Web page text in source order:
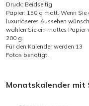
Druck: Beidseitig
Papier: 150 g matt. Wenn Sie
luxuriöseres Aussehen
wählen Sie ein mattes Papier
200 g.
Für den Kalender werden 13
Fotos benötigt.
Monatskalender mit